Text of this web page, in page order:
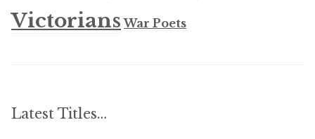
Victorians War Poets
Latest Titles…